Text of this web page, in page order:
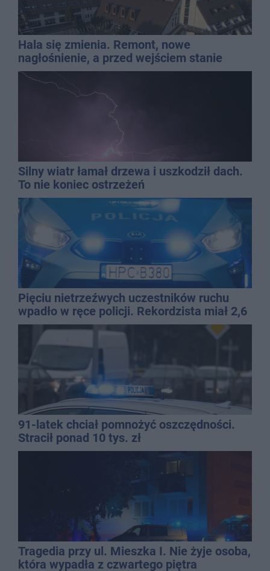
Hala się zmienia. Remont, nowe
nagłośnienie, a przed wejściem stanie
QEMETICA ARENA
Silny wiatr łamał drzewa i uszkodził dach.
To nie koniec ostrzeżeń
Pięciu nietrzeźwych uczestników ruchu
wpadło w ręce policji. Rekordzista miał 2,6
promila
91-latek chciał pomnożyć oszczędności.
Stracił ponad 10 tys. zł
Tragedia przy ul. Mieszka I. Nie żyje osoba,
która wypadła z czwartego piętra